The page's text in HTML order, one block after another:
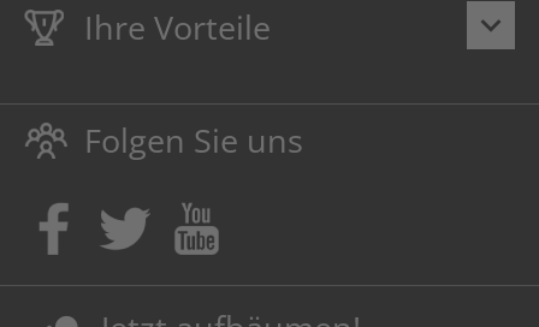
keyboard_arrow_down
Ihre Vorteile
LebenslangeHausmarke Garantieauf Toner und Tinte
schützt auch Ihren Drucker.
Umweltfreundlich dadurch Abfallvermeidung.
Kaufen Sie Tinte & Toner ruhig da, wo Ihre Kinder einen
Ausbildungsplatz bekommen!
Kosten senken, Ressourcen schonen.
Folgen Sie uns